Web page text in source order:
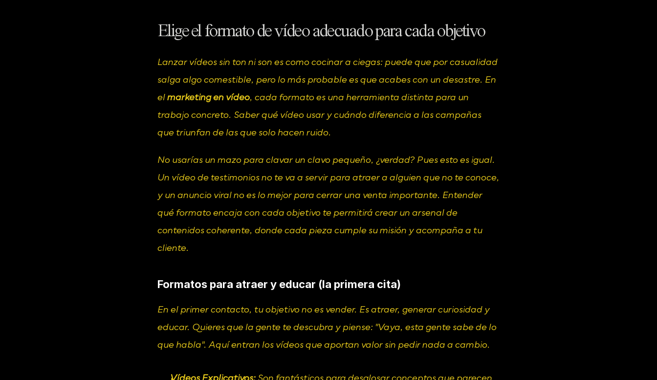
Elige el formato de vídeo adecuado para cada objetivo
Lanzar vídeos sin ton ni son es como cocinar a ciegas: puede que por casualidad
salga algo comestible, pero lo más probable es que acabes con un desastre. En
el marketing en vídeo, cada formato es una herramienta distinta para un
trabajo concreto. Saber qué vídeo usar y cuándo diferencia a las campañas
que triunfan de las que solo hacen ruido.
No usarías un mazo para clavar un clavo pequeño, ¿verdad? Pues esto es igual.
Un vídeo de testimonios no te va a servir para atraer a alguien que no te conoce,
y un anuncio viral no es lo mejor para cerrar una venta importante. Entender
qué formato encaja con cada objetivo te permitirá crear un arsenal de
contenidos coherente, donde cada pieza cumple su misión y acompaña a tu
cliente.
Formatos para atraer y educar (la primera cita)
En el primer contacto, tu objetivo no es vender. Es atraer, generar curiosidad y
educar. Quieres que la gente te descubra y piense: "Vaya, esta gente sabe de lo
que habla". Aquí entran los vídeos que aportan valor sin pedir nada a cambio.